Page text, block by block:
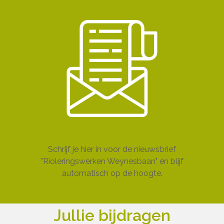
Schrijf je hier in voor de nieuwsbrief
"Rioleringswerken Weynesbaan" en blijf
automatisch op de hoogte.
Jullie bijdragen